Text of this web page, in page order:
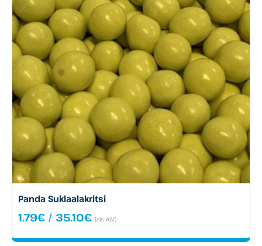
Panda Suklaalakritsi
1.79€ / 35.10€Hintaluokka:
-
(sis. ALV)